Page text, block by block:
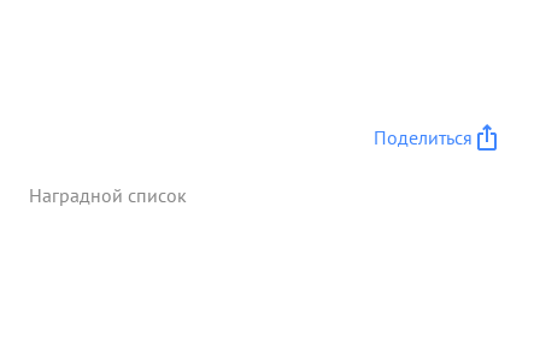
Поделиться
Наградной список